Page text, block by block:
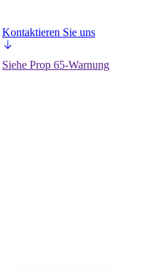
Kontaktieren Sie uns
Siehe Prop 65-Warnung